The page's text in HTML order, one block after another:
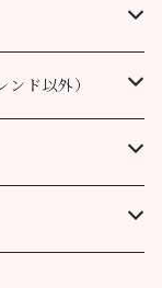
ド以外）